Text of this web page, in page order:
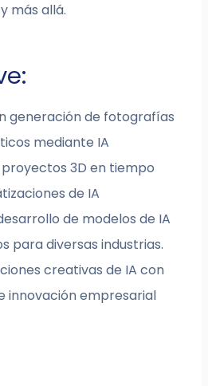
más allá.
generación de fotografías
mediante IA
3D en tiempo
de IA
de modelos de IA
para diversas industrias.
creativas de IA con
innovación empresarial